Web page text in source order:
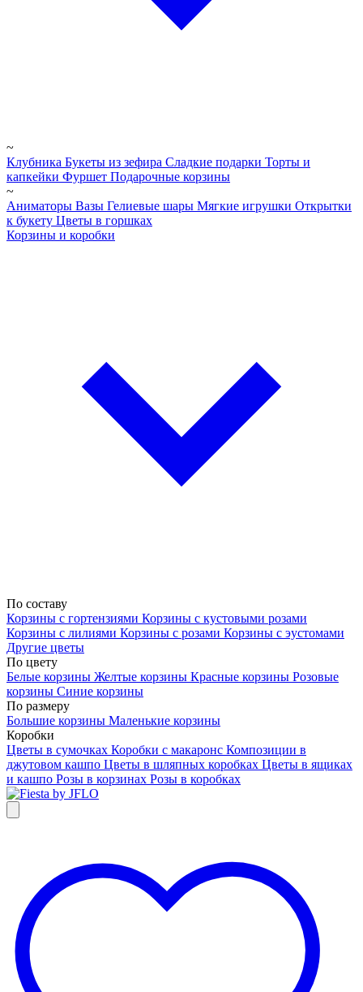
~
Клубника Букеты из зефира Сладкие подарки Торты и
капкейки Фуршет Подарочные корзины
~
Аниматоры Вазы Гелиевые шары Мягкие игрушки Открытки
к букету Цветы в горшках
Корзины и коробки
По составу
Корзины с гортензиями Корзины с кустовыми розами
Корзины с лилиями Корзины с розами Корзины с эустомами
Другие цветы
По цвету
Белые корзины Желтые корзины Красные корзины Розовые
корзины Синие корзины
По размеру
Большие корзины Маленькие корзины
Коробки
Цветы в сумочках Коробки с макаронс Композиции в
джутовом кашпо Цветы в шляпных коробках Цветы в ящиках
и кашпо Розы в корзинах Розы в коробках